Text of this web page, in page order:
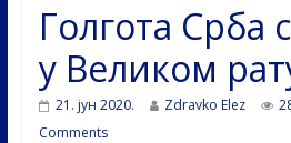
Голгота Срба
у Великом
21. јун 2020. Zdravko Elez
Comments